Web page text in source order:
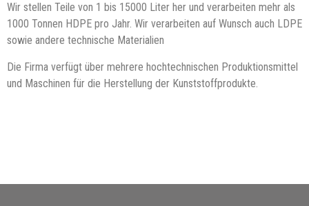
Wir stellen Teile von 1 bis 15000 Liter her und verarbeiten mehr als
1000 Tonnen HDPE pro Jahr. Wir verarbeiten auf Wunsch auch LDPE
sowie andere technische Materialien
Die Firma verfügt über mehrere hochtechnischen Produktionsmittel
und Maschinen für die Herstellung der Kunststoffprodukte.